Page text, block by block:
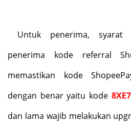
Untuk penerima,
penerima kode referral
memastikan kode
dengan benar yaitu kode
dan lama wajib melakukan